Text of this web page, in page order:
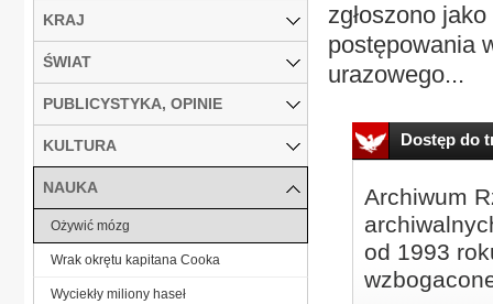
zgłoszono
postępowania
urazowego...
Dostęp do
Archiwum
od 1993
KRAJ
ŚWIAT
PUBLICYSTYKA, OPINIE
KULTURA
NAUKA
Ożywić mózg
Wrak okrętu kapitana Cooka
Wyciekły miliony haseł